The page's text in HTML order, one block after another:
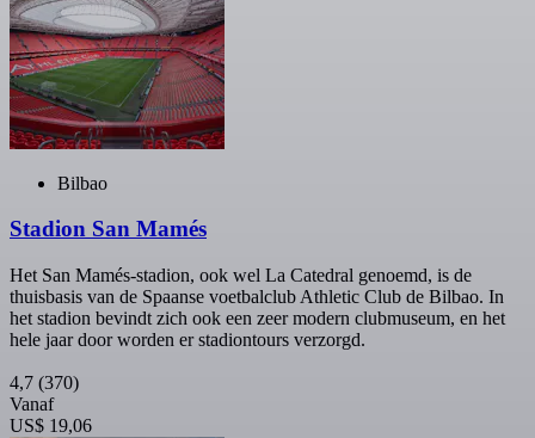
Bilbao
Stadion San Mamés
Het San Mamés-stadion, ook wel La Catedral genoemd, is de
thuisbasis van de Spaanse voetbalclub Athletic Club de Bilbao. In
het stadion bevindt zich ook een zeer modern clubmuseum, en het
hele jaar door worden er stadiontours verzorgd.
4,7 (370)
Vanaf
US$ 19,06